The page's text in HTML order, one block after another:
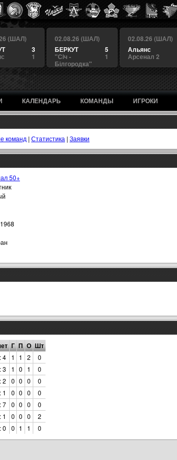
(ШАЛ)
3
1
02.08.26 (ШАЛ)
5
БЕРКУТ
1
"Сiч -
Білгородка"
02.08.26 (ШАЛ)
Альянс
Арсенал 2
КАЛЕНДАРЬ КОМАНДЫ ИГРОКИ
команд | Статистика | Заявки
50+
Г П О Шт
4 1 1 2
0
3 1 0 1
0
2 0 0 0
0
1 0 0 0
0
7 0 0 0
0
1 0 0 0
2
0 0 1 1 0